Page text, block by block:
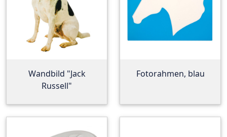
Wandbild "Jack
Russell"
Fotorahmen, blau